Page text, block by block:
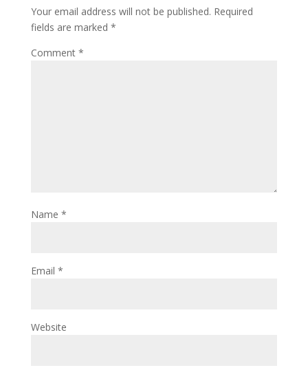
koe
Your email address will not be published. Required
fields are marked *
Comment *
Name *
Email *
Website